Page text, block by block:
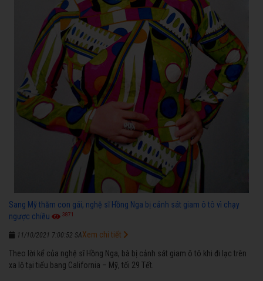
Sang Mỹ thăm con gái, nghệ sĩ Hồng Nga bị cảnh sát giam ô tô vì chạy
ngược chiều
3871
11/10/2021 7:00:52 SA
Theo lời kể của nghệ sĩ Hồng Nga, bà bị cảnh sát giam ô tô khi đi lạc trên
xa lộ tại tiểu bang California – Mỹ, tối 29 Tết.
Xem chi tiết